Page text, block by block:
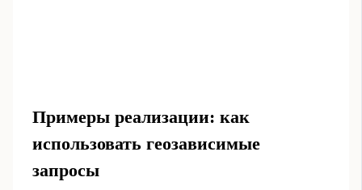
Примеры реализации: как
использовать геозависимые
запросы